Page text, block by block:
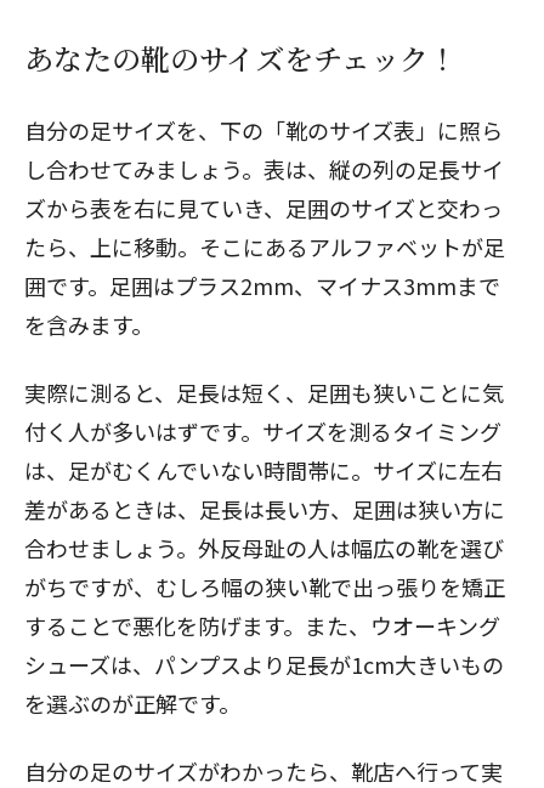
あなたの靴のサイズをチェック！
自分の足サイズを、下の「靴のサイズ表」に照ら
し合わせてみましょう。表は、縦の列の足長サイ
ズから表を右に見ていき、足囲のサイズと交わっ
たら、上に移動。そこにあるアルファベットが足
囲です。足囲はプラス2mm、マイナス3mmまで
を含みます。
実際に測ると、足長は短く、足囲も狭いことに気
付く人が多いはずです。サイズを測るタイミング
は、足がむくんでいない時間帯に。サイズに左右
差があるときは、足長は長い方、足囲は狭い方に
合わせましょう。外反母趾の人は幅広の靴を選び
がちですが、むしろ幅の狭い靴で出っ張りを矯正
することで悪化を防げます。また、ウオーキング
シューズは、パンプスより足長が1cm大きいもの
を選ぶのが正解です。
自分の足のサイズがわかったら、靴店へ行って実